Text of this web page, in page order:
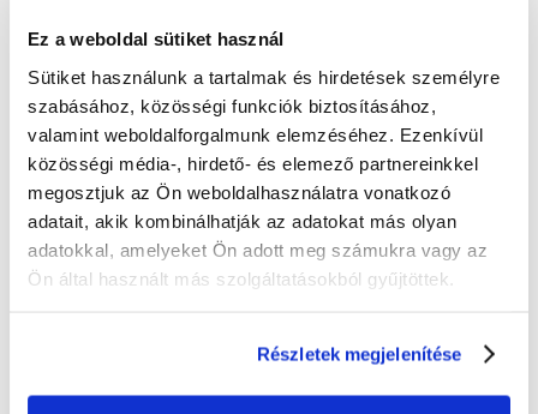
Ez a weboldal sütiket használ
Sütiket használunk a tartalmak és hirdetések személyre
szabásához, közösségi funkciók biztosításához,
valamint weboldalforgalmunk elemzéséhez. Ezenkívül
közösségi média-, hirdető- és elemező partnereinkkel
megosztjuk az Ön weboldalhasználatra vonatkozó
adatait, akik kombinálhatják az adatokat más olyan
adatokkal, amelyeket Ön adott meg számukra vagy az
Ön által használt más szolgáltatásokból gyűjtöttek.
Részletek megjelenítése
100%
Recommend
100% AZ ÜGYFELEK AJÁNLJÁK EZT A TERMÉKET
ÉRTÉKELJE ÖN IS
Leírás
A visszatérő oxalátkövek megelőzése csökkent vesefunkciójú
A vizelet lúgosítását igénylő visszatérő kövek megelőzése: urát- és